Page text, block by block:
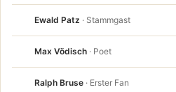
Ewald Patz · Stammgast
Max Vödisch · Poet
Ralph Bruse · Erster Fan